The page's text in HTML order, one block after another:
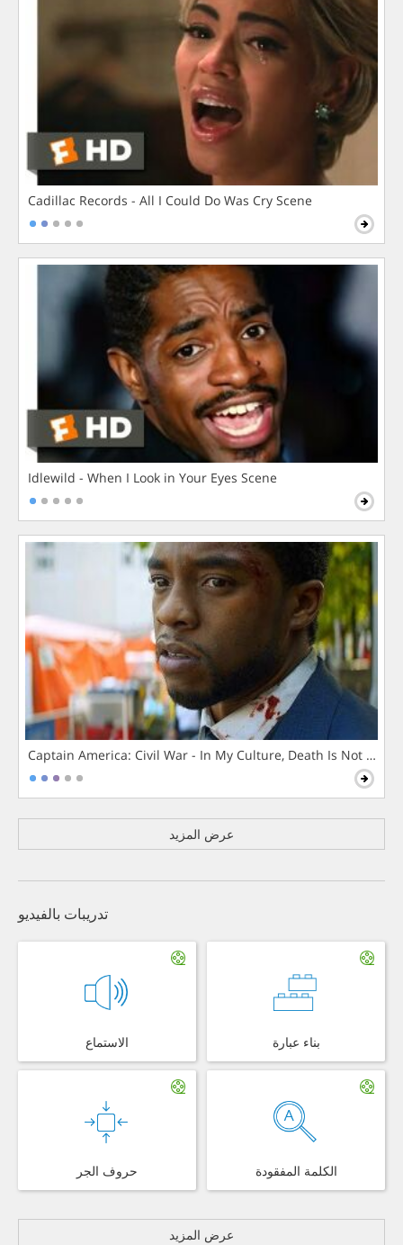
Cadillac Records - All I Could Do Was Cry Scene
Idlewild - When I Look in Your Eyes Scene
Captain America: Civil War - In My Culture, Death Is Not The
عرض المزيد
تدريبات بالفيديو
الاستماع بناء عبارة
حروف الجر الكلمة المفقودة
عرض المزيد